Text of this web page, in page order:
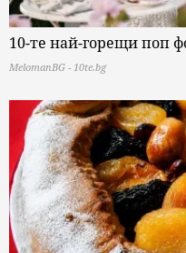
10-те най-горещи поп
MelomanBG - 10te.bg